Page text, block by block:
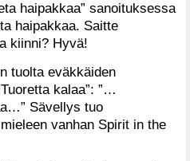
haipakkaa” sanoituksessa
haipakkaa. Saitte
kiinni? Hyvä!
tuolta eväkkäiden
kalaa”: ”…
Sävellys tuo
vanhan Spirit in the